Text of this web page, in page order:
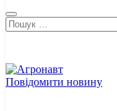
Пошук:
Повідомити новину